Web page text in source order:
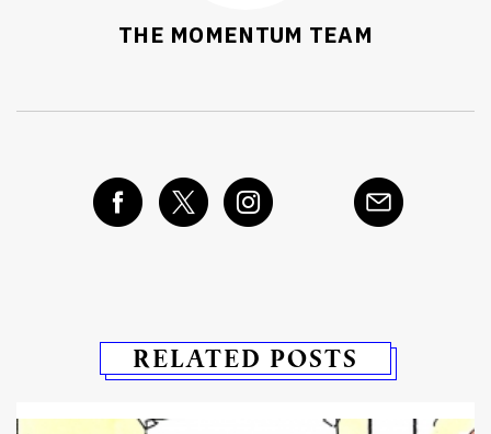
THE MOMENTUM TEAM
RELATED POSTS